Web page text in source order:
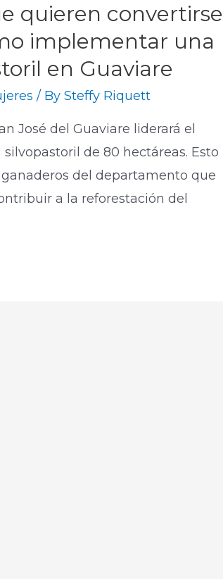
quieren convertirse
implementar una
en Guaviare
/ BySteffy Riquett
José del Guaviare liderará el
de 80 hectáreas. Esto
del departamento que
a la reforestación del